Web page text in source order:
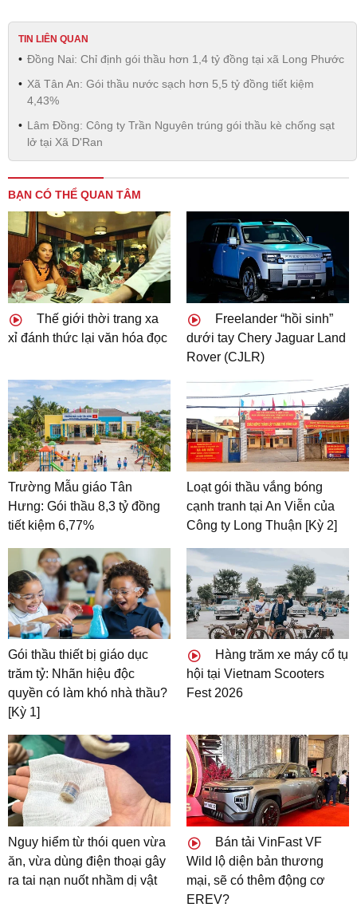
TIN LIÊN QUAN
Đồng Nai: Chỉ định gói thầu hơn 1,4 tỷ đồng tại xã Long Phước
Xã Tân An: Gói thầu nước sạch hơn 5,5 tỷ đồng tiết kiệm
4,43%
Lâm Đồng: Công ty Trần Nguyên trúng gói thầu kè chống sạt
lở tại Xã D'Ran
BẠN CÓ THỂ QUAN TÂM
Thế giới thời trang xa
xỉ đánh thức lại văn hóa đọc
Freelander “hồi sinh”
dưới tay Chery Jaguar Land
Rover (CJLR)
Trường Mẫu giáo Tân
Hưng: Gói thầu 8,3 tỷ đồng
tiết kiệm 6,77%
Loạt gói thầu vắng bóng
cạnh tranh tại An Viễn của
Công ty Long Thuận [Kỳ 2]
Gói thầu thiết bị giáo dục
trăm tỷ: Nhãn hiệu độc
quyền có làm khó nhà thầu?
[Kỳ 1]
Hàng trăm xe máy cổ tụ
hội tại Vietnam Scooters
Fest 2026
Nguy hiểm từ thói quen vừa
ăn, vừa dùng điện thoại gây
ra tai nạn nuốt nhầm dị vật
Bán tải VinFast VF
Wild lộ diện bản thương
mại, sẽ có thêm động cơ
EREV?